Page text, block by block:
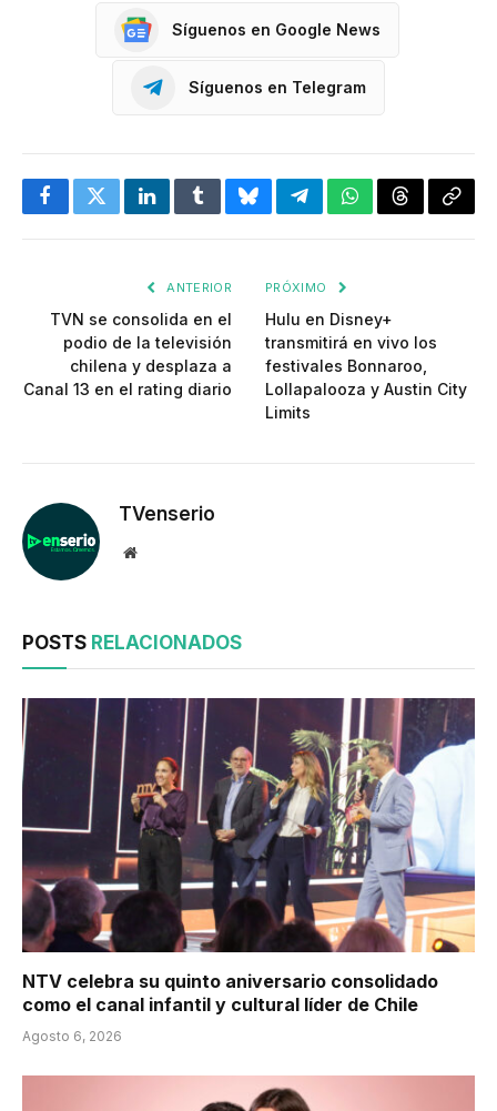
Síguenos en Google News
Síguenos en Telegram
FacebookTwitterLinkedInTumblrBlueskyTelegramWhatsApp
Threads
ANTERIOR
TVN se consolida en el
podio de la televisión
chilena y desplaza a
Canal 13 en el rating diario
PRÓXIMO
Hulu en Disney+
transmitirá en vivo los
festivales Bonnaroo,
Lollapalooza y Austin City
Limits
TVenserio
Website
POSTS RELACIONADOS
NTV celebra su quinto aniversario consolidado
como el canal infantil y cultural líder de Chile
Agosto 6, 2026